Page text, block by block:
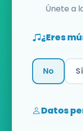
Únete a
¿Eres
No Sí
Datos